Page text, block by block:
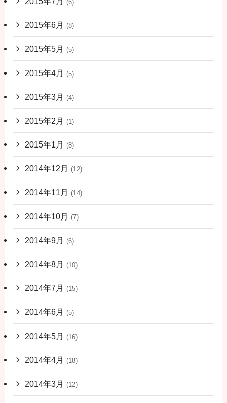
(6)
2015年6月 (8)
2015年5月 (5)
2015年4月 (5)
2015年3月 (4)
2015年2月 (1)
2015年1月 (8)
2014年12月 (12)
2014年11月 (14)
2014年10月 (7)
2014年9月 (6)
2014年8月 (10)
2014年7月 (15)
2014年6月 (5)
2014年5月 (16)
2014年4月 (18)
2014年3月 (12)